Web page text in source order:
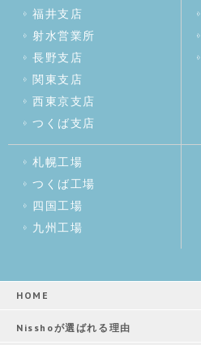
福井支店
射水営業所
長野支店
関東支店
西東京支店
つくば支店
札幌工場
つくば工場
四国工場
九州工場
HOME
Nisshoが選ばれる理由